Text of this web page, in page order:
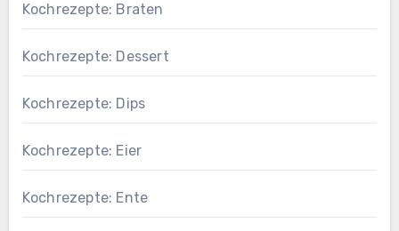
Kochrezepte: Braten
Kochrezepte: Dessert
Kochrezepte: Dips
Kochrezepte: Eier
Kochrezepte: Ente